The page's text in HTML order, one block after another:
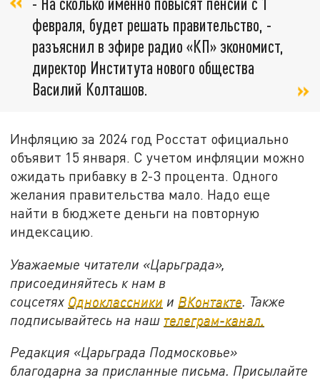
февраля, будет решать правительство, -
разъяснил в эфире радио «КП» экономист,
директор Института нового общества
Василий Колташов.
Инфляцию за 2024 год Росстат официально
объявит 15 января. С учетом инфляции можно
ожидать прибавку в 2-3 процента. Одного
желания правительства мало. Надо еще
найти в бюджете деньги на повторную
индексацию.
Уважаемые читатели «Царьграда»,
присоединяйтесь к нам в
соцсетях Одноклассники и ВКонтакте. Также
подписывайтесь на наш телеграм-канал.
Редакция «Царьграда Подмосковье»
благодарна за присланные письма. Присылайте